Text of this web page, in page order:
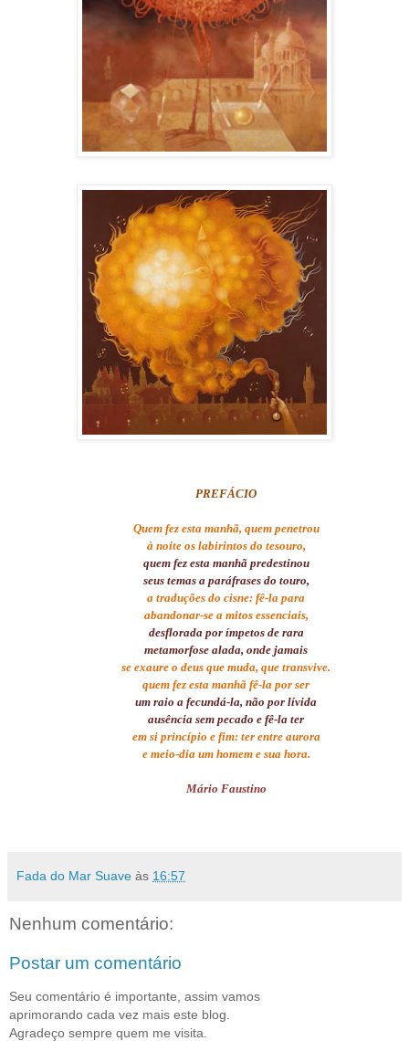
PREFÁCIO
Quem fez esta manhã, quem penetrou
à noite os labirintos do tesouro,
quem fez esta manhã predestinou
seus temas a paráfrases do touro,
a traduções do cisne: fê-la para
abandonar-se a mitos essenciais,
desflorada por ímpetos de rara
metamorfose alada, onde jamais
se exaure o deus que muda, que transvive.
quem fez esta manhã fê-la por ser
um raio a fecundá-la, não por lívida
ausência sem pecado e fê-la ter
em si princípio e fim: ter entre aurora
e meio-dia um homem e sua hora.
Mário Faustino
Fada do Mar Suave às 16:57
Nenhum comentário:
Postar um comentário
Seu comentário é importante, assim vamos
aprimorando cada vez mais este blog.
Agradeço sempre quem me visita.